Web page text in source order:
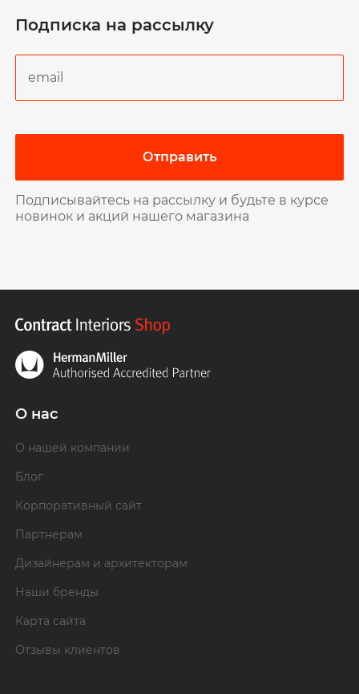
Подписка на рассылку
Отправить
Подписывайтесь на рассылку и будьте в курсе
новинок и акций нашего магазина
О нас
О нашей компании
Блог
Корпоративный сайт
Партнерам
Дизайнерам и архитекторам
Наши бренды
Карта сайта
Отзывы клиентов